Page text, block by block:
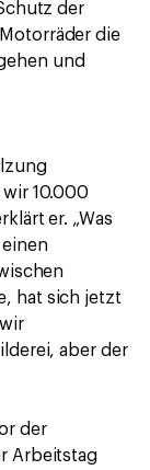
der
die
und
10.000
er. „Was
hat sich jetzt
aber der
der
Arbeitstag